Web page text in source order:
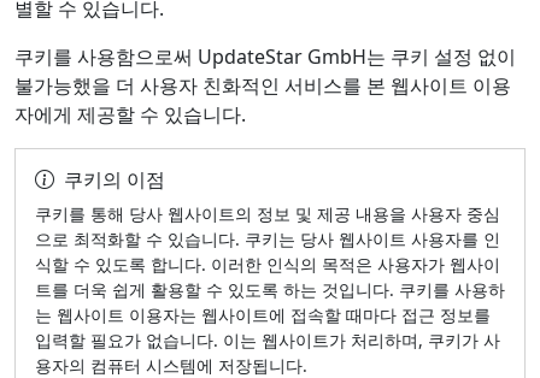
별할 수 있습니다.
쿠키를 사용함으로써 UpdateStar GmbH는 쿠키 설정 없이
불가능했을 더 사용자 친화적인 서비스를 본 웹사이트 이용
자에게 제공할 수 있습니다.
쿠키의 이점
쿠키를 통해 당사 웹사이트의 정보 및 제공 내용을 사용자 중심
으로 최적화할 수 있습니다. 쿠키는 당사 웹사이트 사용자를 인
식할 수 있도록 합니다. 이러한 인식의 목적은 사용자가 웹사이
트를 더욱 쉽게 활용할 수 있도록 하는 것입니다. 쿠키를 사용하
는 웹사이트 이용자는 웹사이트에 접속할 때마다 접근 정보를
입력할 필요가 없습니다. 이는 웹사이트가 처리하며, 쿠키가 사
용자의 컴퓨터 시스템에 저장됩니다.